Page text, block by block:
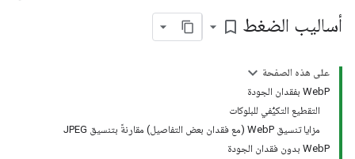
أساليب الضغط bookmark_border
على هذه الصفحة
WebP بفقدان الجودة
التقطيع التكيُّفي للبلوكات
مزايا تنسيق WebP (مع فقدان بعض التفاصيل) مقارنةً بتنسيق JPEG
WebP بدون فقدان الجودة